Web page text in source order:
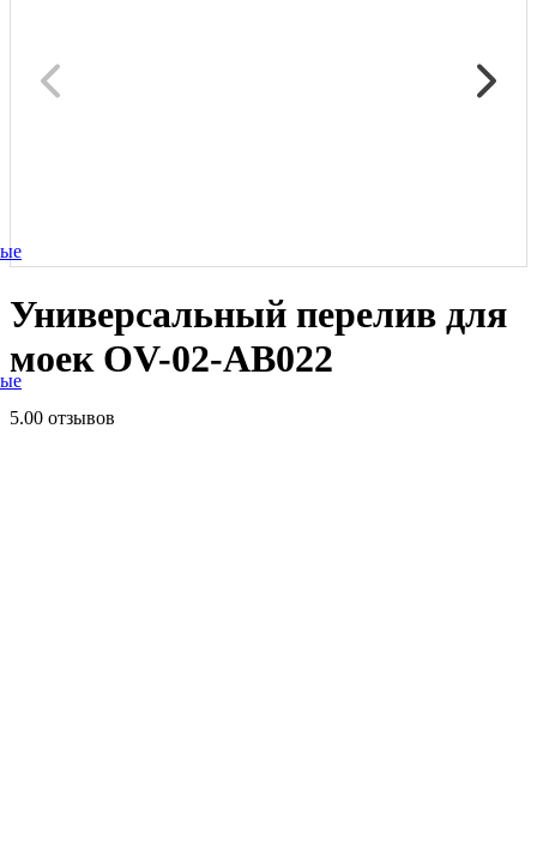
Универсальный перелив для
моек OV-02-AB022
5.00 отзывов